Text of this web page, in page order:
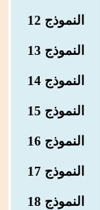
النموذج 12
النموذج 13
النموذج 14
النموذج 15
النموذج 16
النموذج 17
النموذج 18